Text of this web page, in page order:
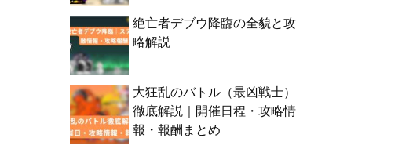
絶亡者デブウ降臨の全貌と攻
略解説
大狂乱のバトル（最凶戦士）
徹底解説｜開催日程・攻略情
報・報酬まとめ